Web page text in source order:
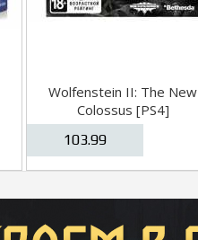
Wolfenstein II: The New
Colossus [PS4]
103.99